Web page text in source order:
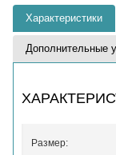
Характеристики
Дополнительные
Размер: